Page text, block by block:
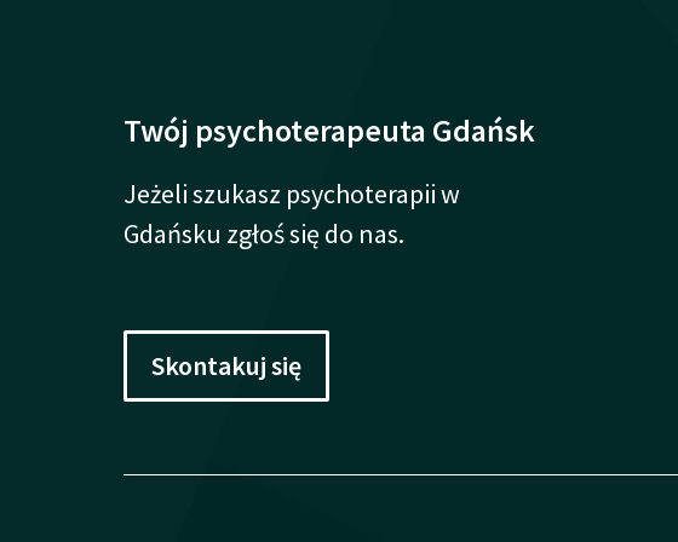
Twój psychoterapeuta Gdańsk
Jeżeli szukasz psychoterapii w
Gdańsku zgłoś się do nas.
Skontakuj się